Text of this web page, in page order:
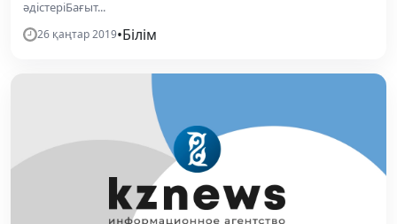
әдістеріБағыт...
26 қаңтар 2019•Білім